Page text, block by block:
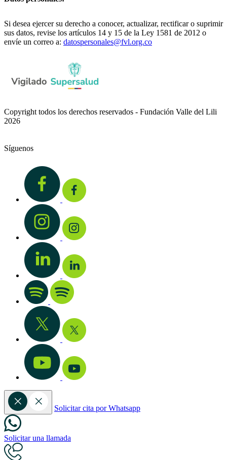
Si desea ejercer su derecho a conocer, actualizar, rectificar o suprimir
sus datos, revise los artículos 14 y 15 de la Ley 1581 de 2012 o
envíe un correo a: datospersonales@fvl.org.co
Copyright todos los derechos reservados - Fundación Valle del Lili
2026
Síguenos
Solicitar cita por Whatsapp
Solicitar una llamada